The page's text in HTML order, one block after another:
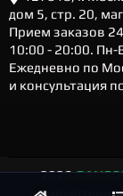
дом 5, стр. 20,
Прием заказов
10:00 - 20:00. Пн-
Ежедневно по
и консультация
2026